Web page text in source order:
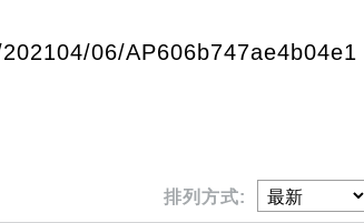
06/AP606b747ae4b04e1
排列方式: